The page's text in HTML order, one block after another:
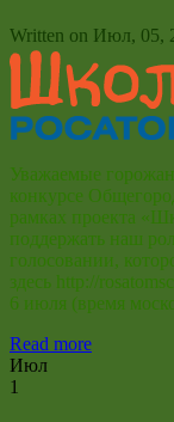
Written on Июл, 05,
Уважаемые
конкурсе
рамках проекта
поддержать наш
голосовании,
здесь http://
6 июля (время
Read more
Июл
1